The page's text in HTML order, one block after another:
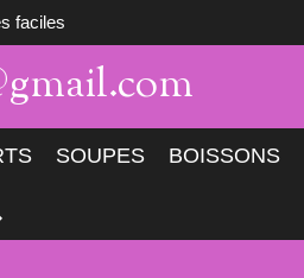
faciles
SOUPES BOISSONS